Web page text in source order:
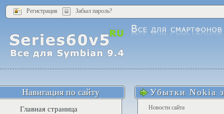
Регистрация Забыл пароль?
Убытки Nokia
Новости сайта
Навигация по сайту
Главная страница